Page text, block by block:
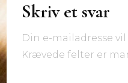
Skriv et svar
Din e-mailadresse
Krævede felter er